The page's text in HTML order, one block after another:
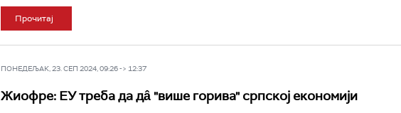
Прочитај
ПОНЕДЕЉАК, 23. СЕП 2024, 09:26 -> 12:37
Жиофре: ЕУ треба да дâ "више горива" српској економији